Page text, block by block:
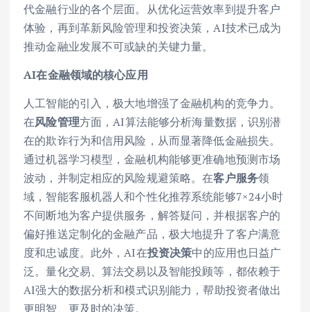
代金融行业的各个层面。从优化运营效率到提升客户
体验，再到革新风险管理和投资决策，AI技术已成为
推动金融业发展不可或缺的关键力量。
AI在金融领域的核心应用
人工智能的引入，极大地增强了金融机构的竞争力。
在风险管理方面，AI算法能够分析海量数据，识别潜
在的欺诈行为和信用风险，从而显著降低金融损失。
通过机器学习模型，金融机构能够更准确地预测市场
波动，并制定相应的风险规避策略。在客户服务领
域，智能客服机器人和个性化推荐系统能够7×24小时
不间断地为客户提供服务，解答疑问，并根据客户的
偏好推送定制化的金融产品，极大地提升了客户满意
度和忠诚度。此外，AI在投资决策中的应用也日益广
泛。量化交易、算法交易以及智能投顾等，都依赖于
AI强大的数据分析和模式识别能力，帮助投资者做出
更明智、更及时的决策。